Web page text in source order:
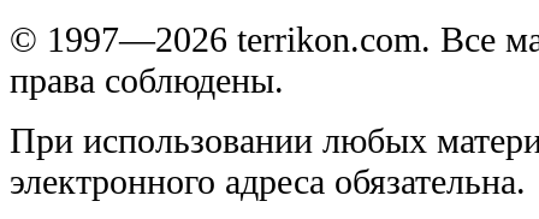
© 1997—2026 terrikon.com. Все
права соблюдены.
При использовании любых
электронного адреса обязательна.